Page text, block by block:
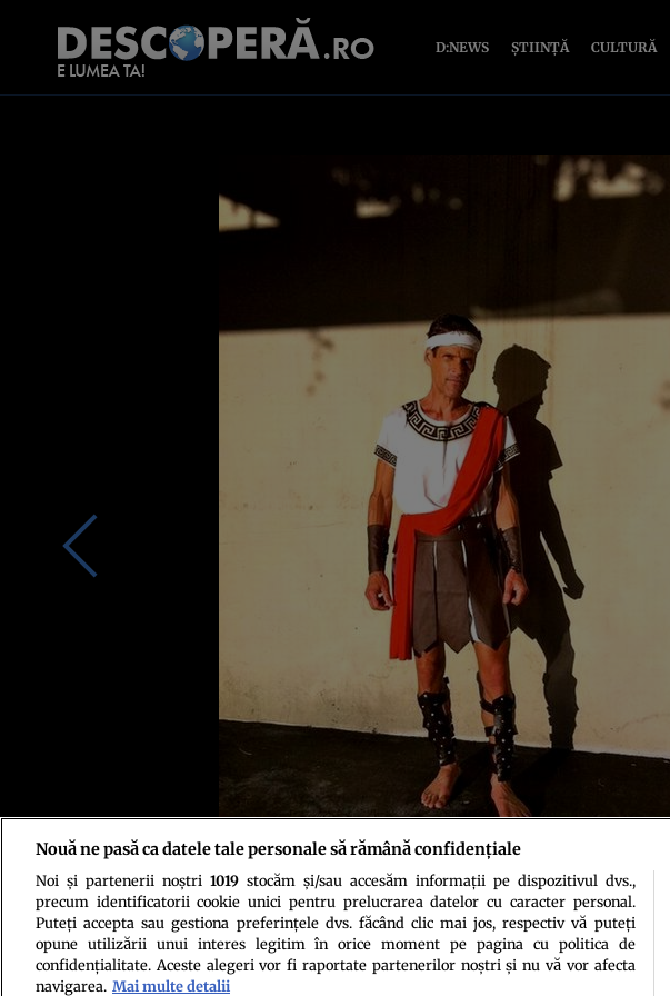
D:NEWS ȘTIINȚĂ CULTURĂ
Nouă ne pasă ca datele tale personale să rămână confidențiale
Noi și partenerii noștri 1019stocăm și/sau accesăm informații pe dispozitivul dvs.,
precum identificatorii cookie unici pentru prelucrarea datelor cu caracter personal.
Puteți accepta sau gestiona preferințele dvs. făcând clic mai jos, respectiv vă puteți
opune utilizării unui interes legitim în orice moment pe pagina cu politica de
confidențialitate. Aceste alegeri vor fi raportate partenerilor noștri și nu vă vor afecta
navigarea. Mai multe detalii